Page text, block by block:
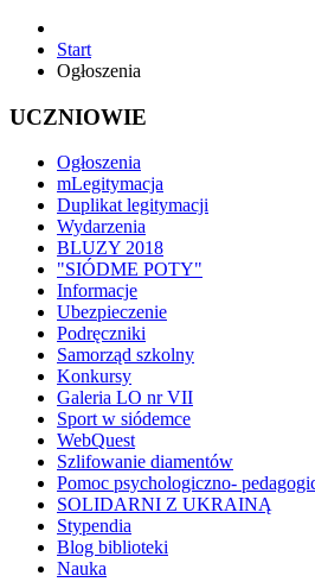
Start
Ogłoszenia
UCZNIOWIE
Ogłoszenia
mLegitymacja
Duplikat legitymacji
Wydarzenia
BLUZY 2018
"SIÓDME POTY"
Informacje
Ubezpieczenie
Podręczniki
Samorząd szkolny
Konkursy
Galeria LO nr VII
Sport w siódemce
WebQuest
Szlifowanie diamentów
Pomoc psychologiczno-
SOLIDARNI Z UKRAINĄ
Stypendia
Blog biblioteki
Nauka